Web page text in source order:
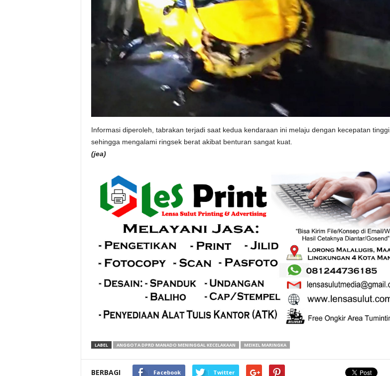
Informasi diperoleh, tabrakan terjadi saat kedua kendaraan ini melaju dengan kecepatan tinggi,
sehingga mengalami ringsek berat akibat benturan sangat kuat.
(jea)
LABEL ANGGOTA DPRD MANADO MENINGGAL KECELAKAAN MEIKEL MARINGKA
BERBAGI Facebook Twitter